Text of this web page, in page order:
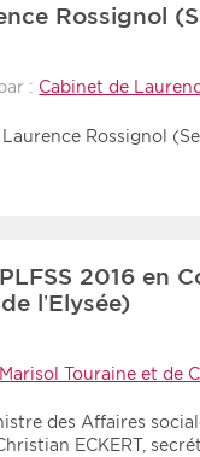
Rossignol
: Cabinet de
Rossignol
2016 en
l’Elysée)
Touraine et de
des Affaires
ECKERT,